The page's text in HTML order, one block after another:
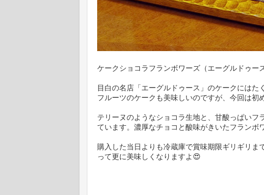
ケークショコラフランボワーズ（エーグルドゥー
目白の名店「エーグルドゥース」のケークには
フルーツのケークも美味しいのですが、今回は初
テリーヌのようなショコラ生地と、甘酸っぱい
ています。濃厚なチョコと酸味がきいたフランボ
購入した当日よりも冷蔵庫で賞味期限ギリギリま
って更に美味しくなりますよ😍